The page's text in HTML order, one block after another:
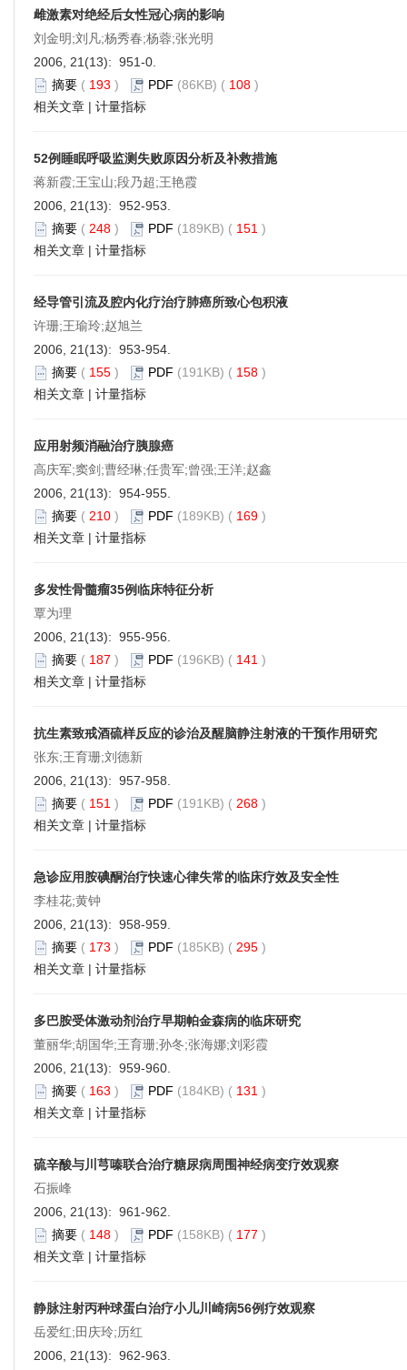
雌激素对绝经后女性冠心病的影响
刘金明;刘凡;杨秀春;杨蓉;张光明
2006, 21(13): 951-0.
摘要 ( 193 ) PDF (86KB) ( 108 )
相关文章 | 计量指标
52例睡眠呼吸监测失败原因分析及补救措施
蒋新霞;王宝山;段乃超;王艳霞
2006, 21(13): 952-953.
摘要 ( 248 ) PDF (189KB) ( 151 )
相关文章 | 计量指标
经导管引流及腔内化疗治疗肺癌所致心包积液
许珊;王瑜玲;赵旭兰
2006, 21(13): 953-954.
摘要 ( 155 ) PDF (191KB) ( 158 )
相关文章 | 计量指标
应用射频消融治疗胰腺癌
高庆军;窦剑;曹经琳;任贵军;曾强;王洋;赵鑫
2006, 21(13): 954-955.
摘要 ( 210 ) PDF (189KB) ( 169 )
相关文章 | 计量指标
多发性骨髓瘤35例临床特征分析
覃为理
2006, 21(13): 955-956.
摘要 ( 187 ) PDF (196KB) ( 141 )
相关文章 | 计量指标
抗生素致戒酒硫样反应的诊治及醒脑静注射液的干预作用研究
张东;王育珊;刘德新
2006, 21(13): 957-958.
摘要 ( 151 ) PDF (191KB) ( 268 )
相关文章 | 计量指标
急诊应用胺碘酮治疗快速心律失常的临床疗效及安全性
李桂花;黄钟
2006, 21(13): 958-959.
摘要 ( 173 ) PDF (185KB) ( 295 )
相关文章 | 计量指标
多巴胺受体激动剂治疗早期帕金森病的临床研究
董丽华;胡国华;王育珊;孙冬;张海娜;刘彩霞
2006, 21(13): 959-960.
摘要 ( 163 ) PDF (184KB) ( 131 )
相关文章 | 计量指标
硫辛酸与川芎嗪联合治疗糖尿病周围神经病变疗效观察
石振峰
2006, 21(13): 961-962.
摘要 ( 148 ) PDF (158KB) ( 177 )
相关文章 | 计量指标
静脉注射丙种球蛋白治疗小儿川崎病56例疗效观察
岳爱红;田庆玲;历红
2006, 21(13): 962-963.